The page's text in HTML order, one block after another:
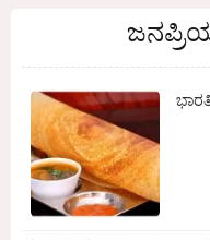
ಜನಪ್ರಿಯ